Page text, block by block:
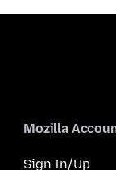
Mozilla
Sign In/Up